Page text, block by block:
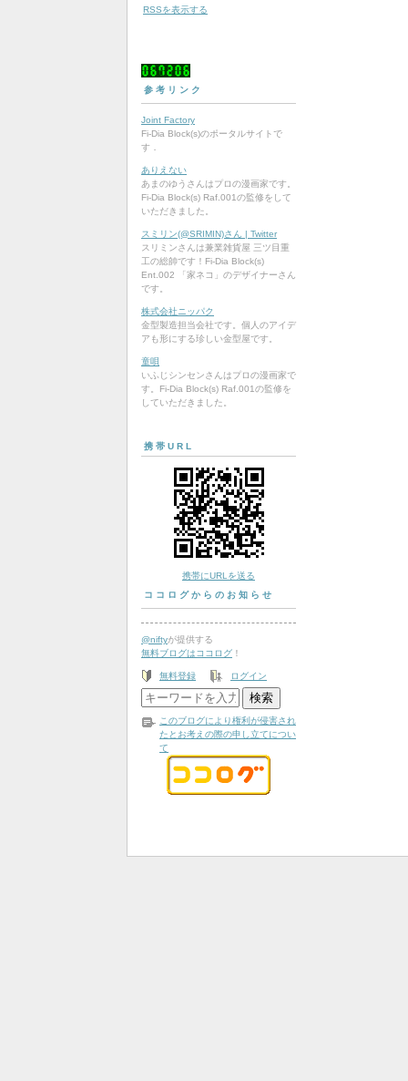
RSSを表示する
0 6 7 2 0
参考リンク
Joint Factory
Fi-Dia Block(s)のポータルサイトで
す．
ありえない
あまのゆうさんはプロの漫画家です。
Fi-Dia Block(s) Raf.001の監修をして
いただきました。
スミリン(@SRIMIN)さん | Twitter
スリミンさんは兼業雑貨屋 三ツ目重
工の総帥です！Fi-Dia Block(s)
Ent.002 「家ネコ」のデザイナーさん
です。
株式会社ニッパク
金型製造担当会社です。個人のアイデ
アも形にする珍しい金型屋です。
童唄
いふじシンセンさんはプロの漫画家で
す。Fi-Dia Block(s) Raf.001の監修を
していただきました。
携帯URL
携帯にURLを送る
ココログからのお知らせ
@niftyが提供する
無料ブログはココログ ！
無料登録 ログイン
このブログにより権利が侵害され
たとお考えの際の申し立てについ
て